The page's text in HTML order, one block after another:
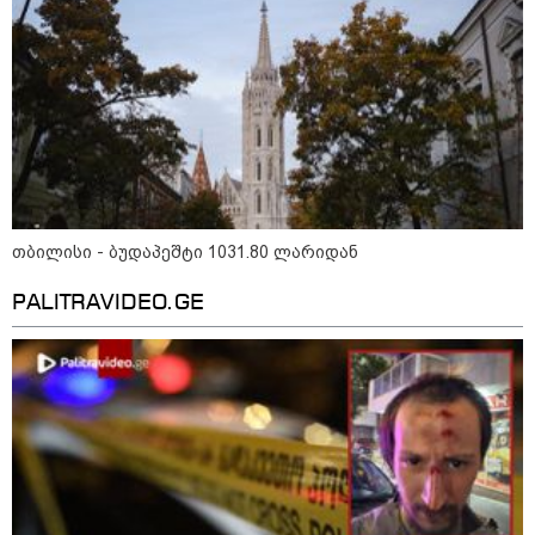
გადავცემ" - ეკა კუპატაძე
განცხადებას ავრცელებს
რა ისმინს სახლში დაყენებული
მომსასმენი მოწყობილობის
ჩანაწერში, სადაც ნია იმნაძე
მამას ესაუბრება?
"ამ ვიდეოს ნახვა ჩემთვის იყო
სიკვდილი" - რას ამბობს
დაკარგული 17 წლის ბიჭის დედა
ვიდეოკადრებზე, სადაც შვილის
პოლიტიკა
თბილისი - ბუდაპეშტი 1031.80 ლარიდან
PALITRAVIDEO.GE